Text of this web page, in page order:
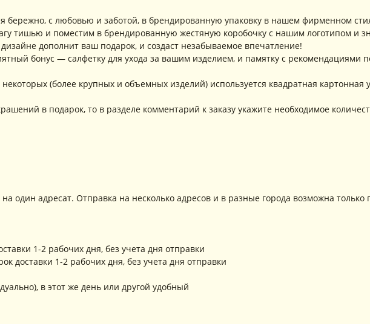
бережно, с любовью и заботой, в брендированную упаковку в нашем фирменном
тишью и поместим в брендированную жестяную коробочку с нашим логотипом и
дополнит ваш подарок, и создаст незабываемое впечатление!
бонус — салфетку для ухода за вашим изделием, и памятку с рекомендациями
(более крупных и объемных изделий) используется квадратная картонная
в подарок, то в разделе комментарий к заказу укажите необходимое
один адресат. Отправка на несколько адресов и в разные города возможна
1-2 рабочих дня, без учета дня отправки
доставки 1-2 рабочих дня, без учета дня отправки
в этот же день или другой удобный